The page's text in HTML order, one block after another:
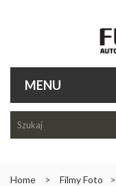
MENU
Home > Filmy Foto >